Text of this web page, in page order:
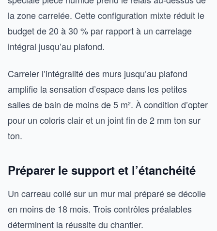
la zone carrelée. Cette configuration mixte réduit le
budget de 20 à 30 % par rapport à un carrelage
intégral jusqu’au plafond.
Carreler l’intégralité des murs jusqu’au plafond
amplifie la sensation d’espace dans les petites
salles de bain de moins de 5 m². À condition d’opter
pour un coloris clair et un joint fin de 2 mm ton sur
ton.
Préparer le support et l’étanchéité
Un carreau collé sur un mur mal préparé se décolle
en moins de 18 mois. Trois contrôles préalables
déterminent la réussite du chantier.